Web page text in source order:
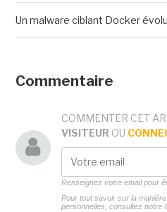
Un malware ciblant Docker
Commentaire
COMMENTER CET
VISITEUR OU
Renseignez votre email pour
Pour tout savoir sur la
personnelles, consultez notre